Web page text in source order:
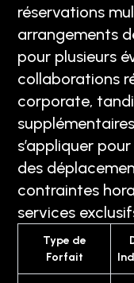
réservations
arrangements
pour plusieurs
collaborations
corporate,
s’appliquer
des
contraintes
services
Type de
Forfait